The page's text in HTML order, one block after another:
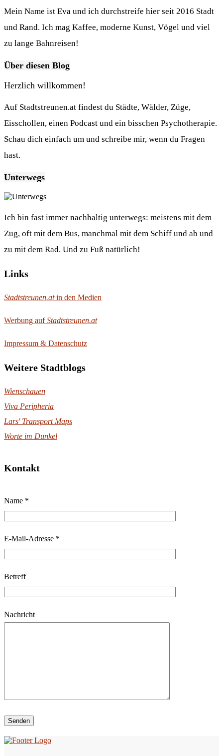
Mein Name ist Eva und ich durchstreife hier seit 2016 Stadt
und Rand. Ich mag Kaffee, moderne Kunst, Vögel und viel
zu lange Bahnreisen!
Über diesen Blog
Herzlich willkommen!
Auf Stadtstreunen.at findest du Städte, Wälder, Züge,
Eisschollen, einen Podcast und ein bisschen Psychotherapie.
Schau dich einfach um und schreibe mir, wenn du Fragen
hast.
Unterwegs
Ich bin fast immer nachhaltig unterwegs: meistens mit dem
Zug, oft mit dem Bus, manchmal mit dem Schiff und ab und
zu mit dem Rad. Und zu Fuß natürlich!
Links
Stadtstreunen.atin den Medien
Werbung aufStadtstreunen.at
Impressum & Datenschutz
Weitere Stadtblogs
Wienschauen
Viva Peripheria
Lars' Transport Maps
Worte im Dunkel
Kontakt
t
t
e
a
s
s
e
s
e
Name *
E-Mail-Adresse *
Betreff
Nachricht